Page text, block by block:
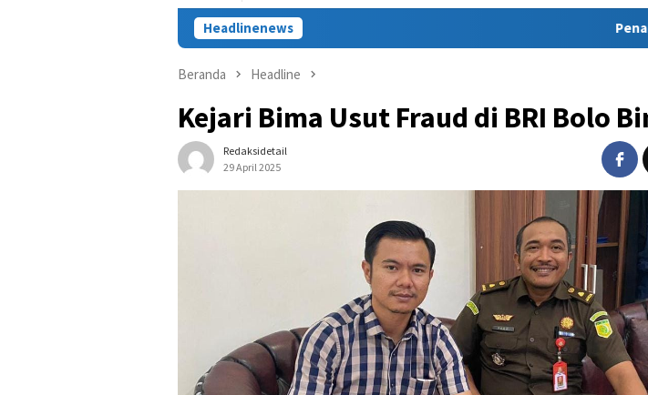
Headlinenews Penahanan Mantan
Beranda Headline
Kejari Bima Usut Fraud di BRI Bolo
Redaksidetail
29 April 2025